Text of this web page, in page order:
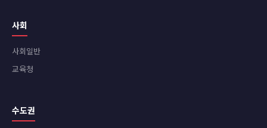
사회
사회일반
교육청
수도권